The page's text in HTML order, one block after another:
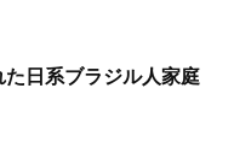
た日系ブラジル人家庭